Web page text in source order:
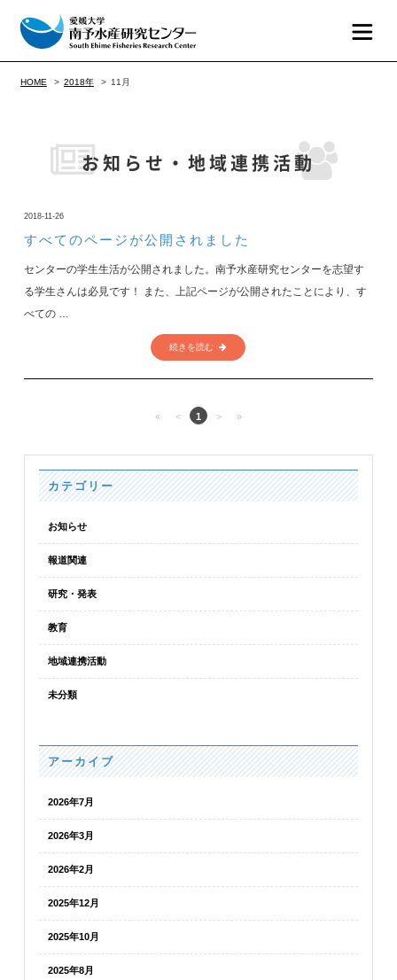
HOME 2018年 11月
お知らせ・地域連携活動
2018-11-26
すべてのページが公開されました
センターの学生生活が公開されました。南予水産研究センターを志望す
る学生さんは必見です！ また、上記ページが公開されたことにより、す
べての …
続きを読む
« < 1 > »
カテゴリー
お知らせ
報道関連
研究・発表
教育
地域連携活動
未分類
アーカイブ
2026年7月
2026年3月
2026年2月
2025年12月
2025年10月
2025年8月